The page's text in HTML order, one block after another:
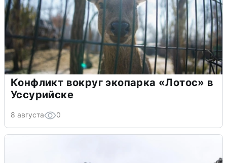
Конфликт вокруг экопарка «Лотос» в
Уссурийске
8 августа 0